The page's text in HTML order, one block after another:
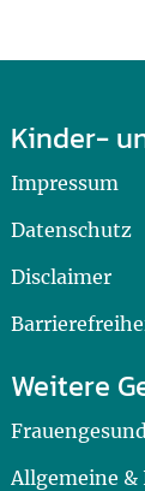
Kinder-
Impressum
Datenschutz
Disclaimer
Weitere
Allgemeine